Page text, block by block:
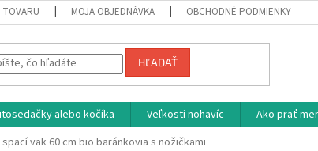
TOVARU MOJA OBJEDNÁVKA OBCHODNÉ PODMIENKY
HĽADAŤ
alebo kočíka Veľkosti nohavíc Ako prať
vak 60 cm bio baránkovia s nožičkami